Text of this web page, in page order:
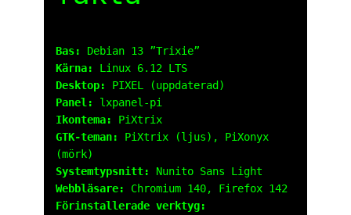
Bas:
Debian 13 ”Trixie”
Kärna:
Linux 6.12 LTS
Desktop:
PIXEL (uppdaterad)
Panel:
lxpanel-pi
Ikontema:
PiXtrix
GTK-teman:
PiXtrix (ljus), PiXonyx
(mörk)
Systemtypsnitt:
Nunito Sans Light
Webbläsare:
Chromium 140, Firefox 142
Förinstallerade verktyg: